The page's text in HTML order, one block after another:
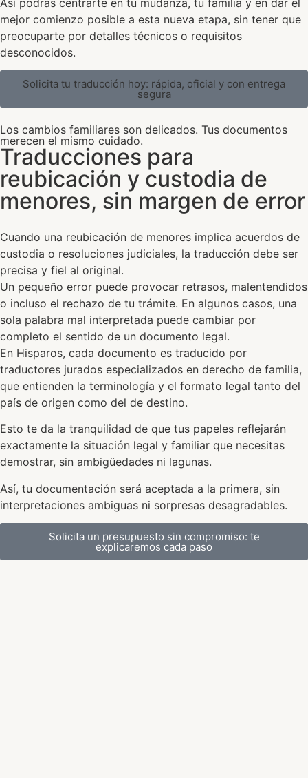
mejor comienzo posible a esta nueva etapa, sin tener que
preocuparte por detalles técnicos o requisitos
desconocidos.
Solicita tu traducción hoy: rápida, oficial y con entrega
segura
Los cambios familiares son delicados. Tus documentos
merecen el mismo cuidado.
Traducciones para
reubicación y custodia de
menores, sin margen de error
Cuando una reubicación de menores implica acuerdos de
custodia o resoluciones judiciales, la traducción debe ser
precisa y fiel al original.
Un pequeño error puede provocar retrasos, malentendidos
o incluso el rechazo de tu trámite. En algunos casos, una
sola palabra mal interpretada puede cambiar por
completo el sentido de un documento legal.
En Hisparos, cada documento es traducido por
traductores jurados especializados en derecho de familia,
que entienden la terminología y el formato legal tanto del
país de origen como del de destino.
Esto te da la tranquilidad de que tus papeles reflejarán
exactamente la situación legal y familiar que necesitas
demostrar, sin ambigüedades ni lagunas.
Así, tu documentación será aceptada a la primera, sin
interpretaciones ambiguas ni sorpresas desagradables.
Solicita un presupuesto sin compromiso: te
explicaremos cada paso